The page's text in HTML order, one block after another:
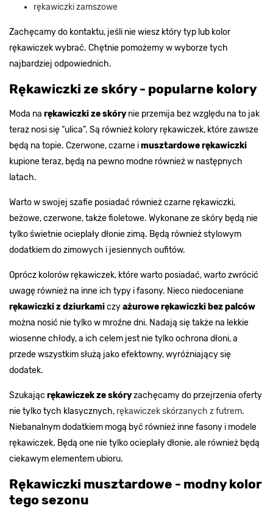
rękawiczki zamszowe
Zachęcamy do kontaktu, jeśli nie wiesz który typ lub kolor
rękawiczek wybrać. Chętnie pomożemy w wyborze tych
najbardziej odpowiednich.
Rękawiczki ze skóry - popularne kolory
Moda na rękawiczki ze skórynie przemija bez względu na to jak
teraz nosi się “ulica”. Są również kolory rękawiczek, które zawsze
będą na topie. Czerwone, czarne imusztardowe rękawiczki
kupione teraz, będą na pewno modne również w następnych
latach.
Warto w swojej szafie posiadać również czarne rękawiczki,
beżowe, czerwone, także fioletowe. Wykonane ze skóry będą nie
tylko świetnie ocieplały dłonie zimą. Będą również stylowym
dodatkiem do zimowych i jesiennych oufitów.
Oprócz kolorów rękawiczek, które warto posiadać, warto zwrócić
uwagę również na inne ich typy i fasony. Nieco niedoceniane
rękawiczki z dziurkamiczyażurowe rękawiczki bez palców
można nosić nie tylko w mroźne dni. Nadają się także na lekkie
wiosenne chłody, a ich celem jest nie tylko ochrona dłoni, a
przede wszystkim służą jako efektowny, wyróżniający się
dodatek.
Szukając rękawiczek ze skóryzachęcamy do przejrzenia oferty
nie tylko tych klasycznych, rękawiczek skórzanych z futrem.
Niebanalnym dodatkiem mogą być również inne fasony i modele
rękawiczek. Będą one nie tylko ocieplały dłonie, ale również będą
ciekawym elementem ubioru.
Rękawiczki musztardowe - modny kolor
tego sezonu